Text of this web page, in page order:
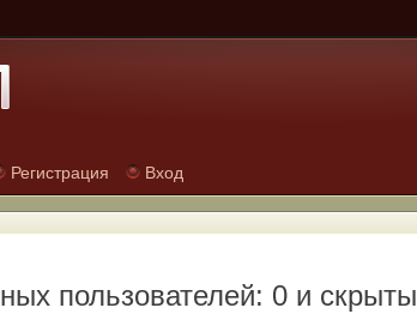
Регистрация Вход
пользователей: 0 и